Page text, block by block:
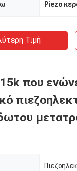
Piezo
Τιμή
που